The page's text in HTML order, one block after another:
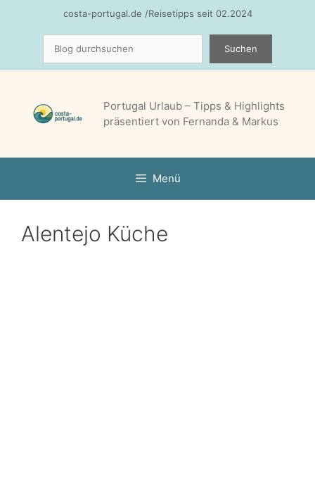
costa-portugal.de /Reisetipps seit 02.2024
Suchen
Portugal Urlaub – Tipps & Highlights
präsentiert von Fernanda & Markus
Menü
Alentejo Küche